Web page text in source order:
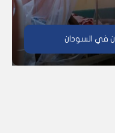
في السودان